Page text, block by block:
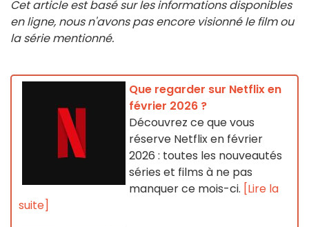
Cet article est basé sur les informations disponibles
en ligne, nous n'avons pas encore visionné le film ou
la série mentionné.
Que regarder sur Netflix en
février 2026 ?
Découvrez ce que vous
réserve Netflix en février
2026 : toutes les nouveautés
séries et films à ne pas
manquer ce mois-ci. [Lire la
suite]